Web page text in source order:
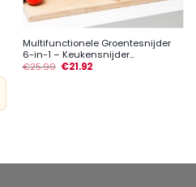
Multifunctionele Groentesnijder
6-in-1 – Keukensnijder...
€25.99 €21.92